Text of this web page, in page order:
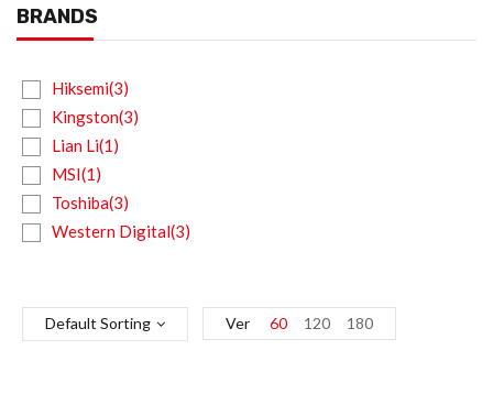
BRANDS
Hiksemi(3)
Kingston(3)
Lian Li(1)
MSI(1)
Toshiba(3)
Western Digital(3)
Default Sorting Ver 60 120 180